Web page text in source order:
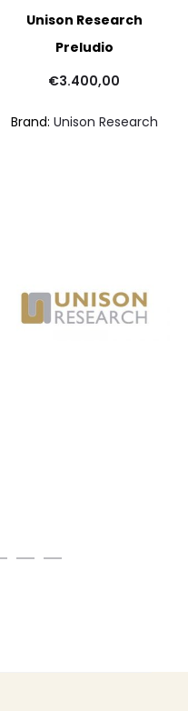
Unison Research
Preludio
€3.400,00
Brand: Unison Research